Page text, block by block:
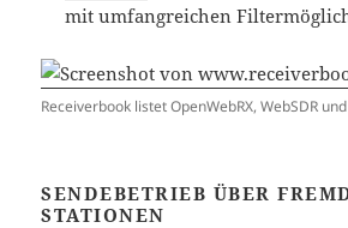
mit umfangreichen
Receiverbook listet OpenWebRX, WebSDR
SENDEBETRIEB ÜBER
STATIONEN